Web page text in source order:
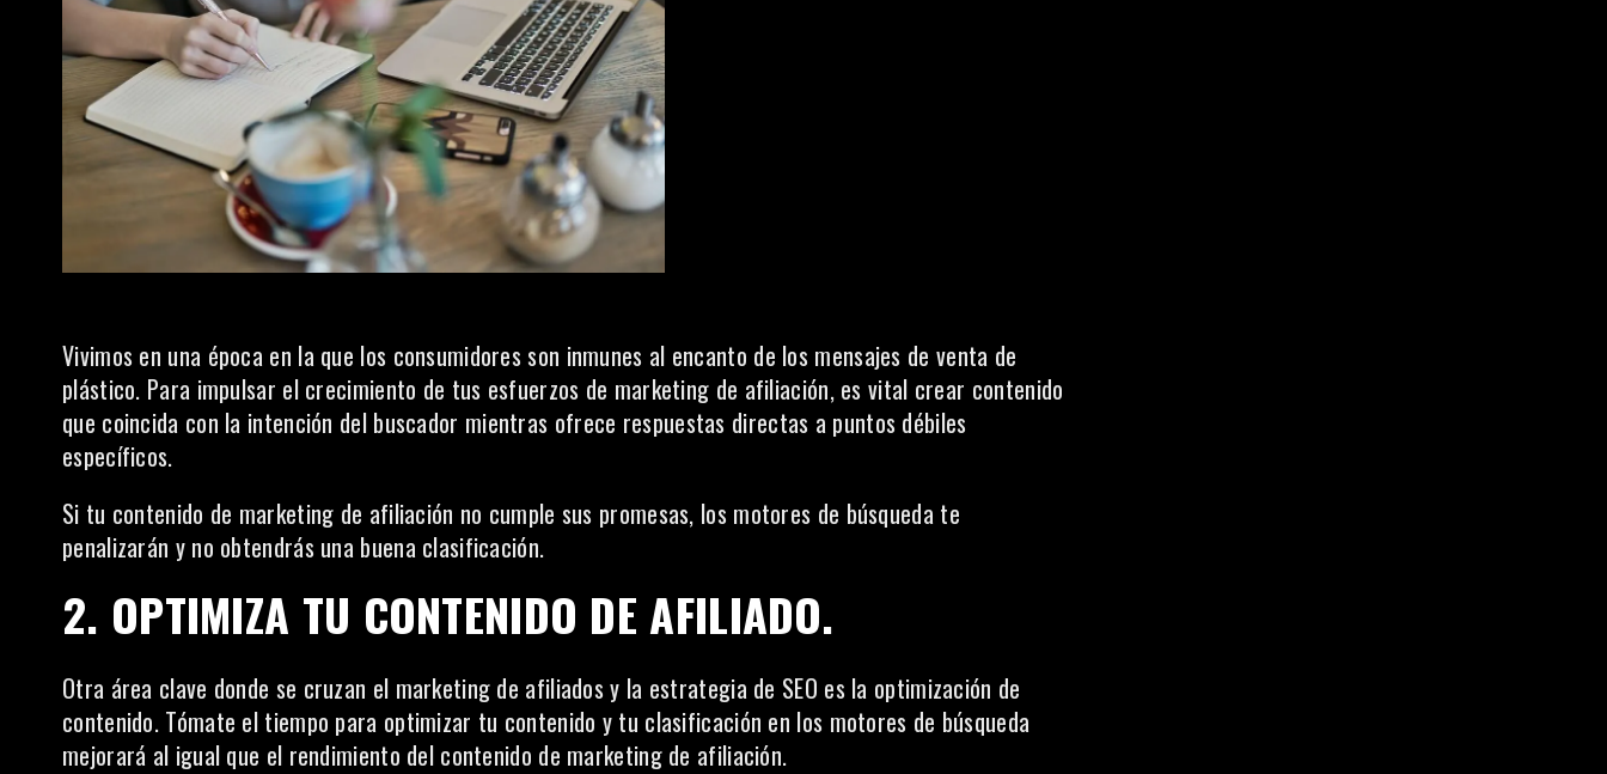
Vivimos en una época en la que los consumidores son inmunes al encanto de los mensajes de venta de
plástico. Para impulsar el crecimiento de tus esfuerzos de marketing de afiliación, es vital crear contenido
que coincida con la intención del buscador mientras ofrece respuestas directas a puntos débiles
específicos.
Si tu contenido de marketing de afiliación no cumple sus promesas, los motores de búsqueda te
penalizarán y no obtendrás una buena clasificación.
2. OPTIMIZA TU CONTENIDO DE AFILIADO.
Otra área clave donde se cruzan el marketing de afiliados y la estrategia de SEO es la optimización de
contenido. Tómate el tiempo para optimizar tu contenido y tu clasificación en los motores de búsqueda
mejorará al igual que el rendimiento del contenido de marketing de afiliación.